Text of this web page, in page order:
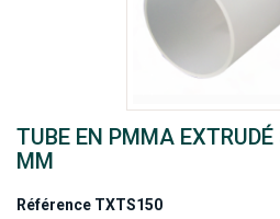
TUBE EN PMMA
MM
Référence TXTS150